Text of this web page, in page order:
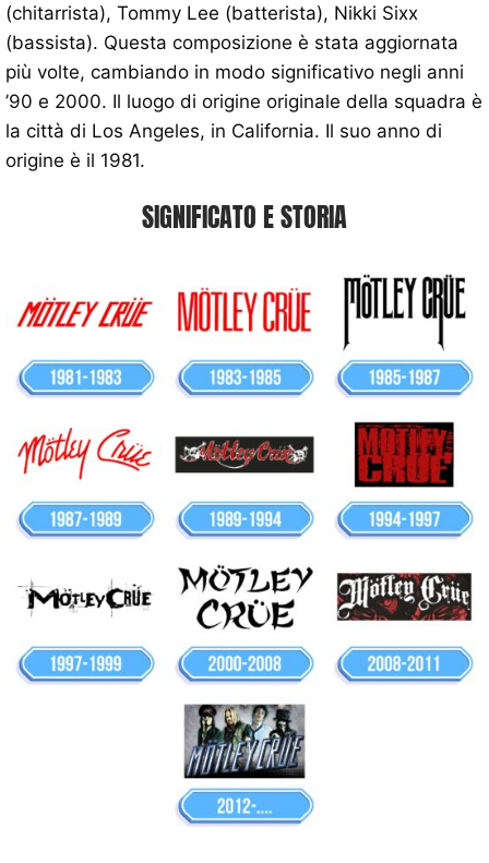
(chitarrista), Tommy Lee (batterista), Nikki Sixx
(bassista). Questa composizione è stata aggiornata
più volte, cambiando in modo significativo negli anni
’90 e 2000. Il luogo di origine originale della squadra è
la città di Los Angeles, in California. Il suo anno di
origine è il 1981.
SIGNIFICATO E STORIA